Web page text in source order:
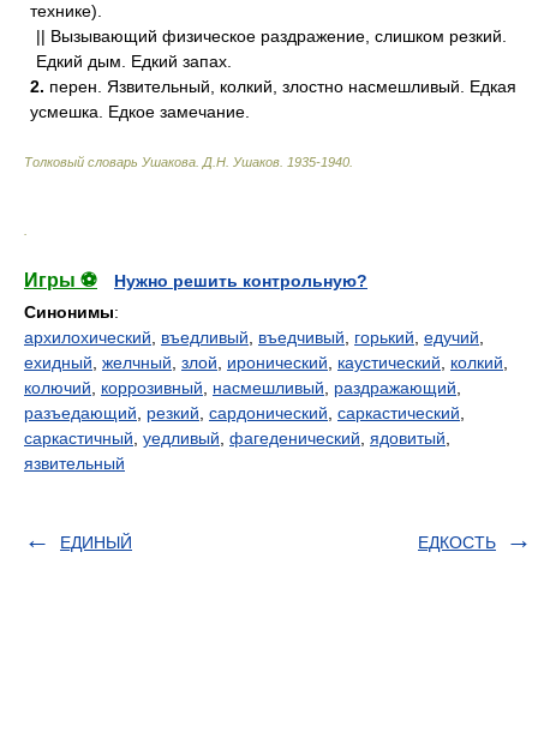
технике).
|| Вызывающий физическое раздражение, слишком резкий.
Едкий дым. Едкий запах.
2. перен. Язвительный, колкий, злостно насмешливый. Едкая
усмешка. Едкое замечание.
Толковый словарь Ушакова Д.Н. Ушаков. 1935-1940
Игры ⚽
Нужно решить контрольную?
Синонимы:
архилохический
въедливый въедчивый горький едучий
ехидный желчный злой иронический каустический колкий
колючий
коррозивный насмешливый раздражающий
разъедающий
резкий сардонический саркастический
саркастичный уедливый фагеденический ядовитый
язвительный
ЕДИНЫЙ ЕДКОСТЬ